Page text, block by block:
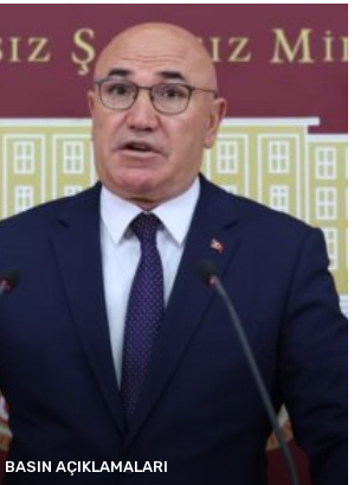
BASIN AÇIKLAMALARI